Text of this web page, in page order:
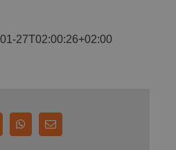
27T02:00:26+02:00
WhatsApp
E-